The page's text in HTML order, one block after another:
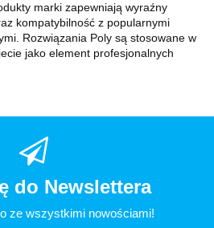
marki zapewniają wyraźny
kompatybilność z popularnymi
Rozwiązania Poly są stosowane w
jako element profesjonalnych
do Newslettera
ze wszystkimi nowościami!